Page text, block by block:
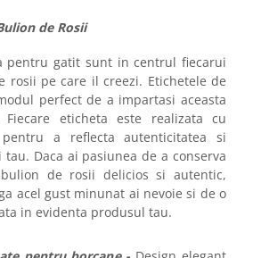
de Rosii
pentru gatit sunt in centrul fiecarui
rosii pe care il creezi. Etichetele de
perfect de a impartasi aceasta
eticheta este realizata cu
a reflecta autenticitatea si
Daca ai pasiunea de a conserva
de rosii delicios si autentic,
acel gust minunat ai nevoie si de o
in evidenta produsul tau.